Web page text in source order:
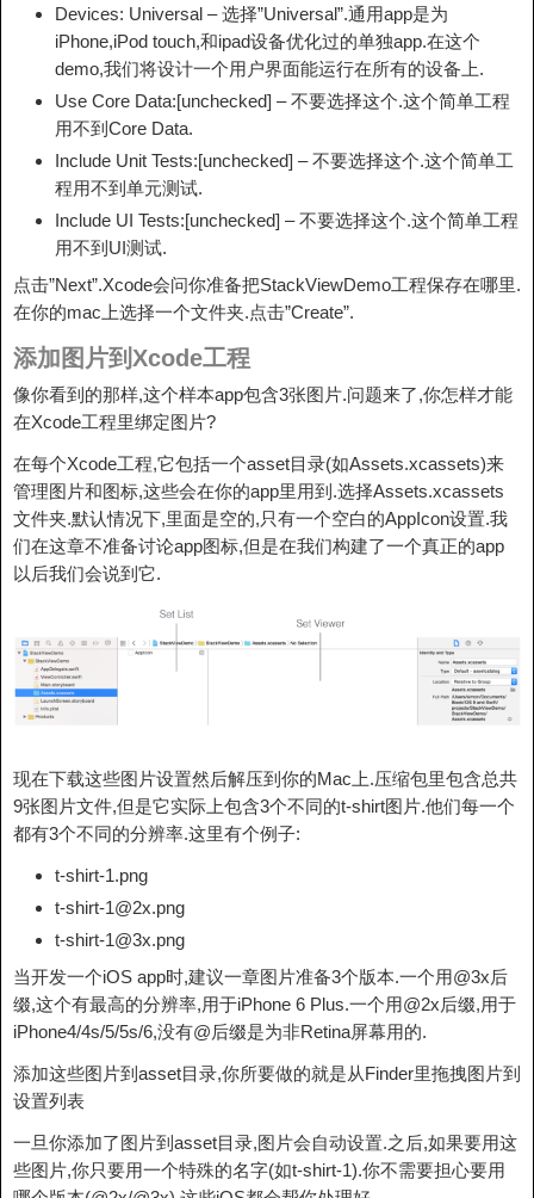
Devices: Universal – 选择”Universal”.通用app是为
iPhone,iPod touch,和ipad设备优化过的单独app.在这个
demo,我们将设计一个用户界面能运行在所有的设备上.
Use Core Data:[unchecked] – 不要选择这个.这个简单工程
用不到Core Data.
Include Unit Tests:[unchecked] – 不要选择这个.这个简单工
程用不到单元测试.
Include UI Tests:[unchecked] – 不要选择这个.这个简单工程
用不到UI测试.
点击”Next”.Xcode会问你准备把StackViewDemo工程保存在哪里.
在你的mac上选择一个文件夹.点击”Create”.
添加图片到Xcode工程
像你看到的那样,这个样本app包含3张图片.问题来了,你怎样才能
在Xcode工程里绑定图片?
在每个Xcode工程,它包括一个asset目录(如Assets.xcassets)来
管理图片和图标,这些会在你的app里用到.选择Assets.xcassets
文件夹.默认情况下,里面是空的,只有一个空白的AppIcon设置.我
们在这章不准备讨论app图标,但是在我们构建了一个真正的app
以后我们会说到它.
现在下载这些图片设置然后解压到你的Mac上.压缩包里包含总共
9张图片文件,但是它实际上包含3个不同的t-shirt图片.他们每一个
都有3个不同的分辨率.这里有个例子:
t-shirt-1.png
t-shirt-1@2x.png
t-shirt-1@3x.png
当开发一个iOS app时,建议一章图片准备3个版本.一个用@3x后
缀,这个有最高的分辨率,用于iPhone 6 Plus.一个用@2x后缀,用于
iPhone4/4s/5/5s/6,没有@后缀是为非Retina屏幕用的.
添加这些图片到asset目录,你所要做的就是从Finder里拖拽图片到
设置列表
一旦你添加了图片到asset目录,图片会自动设置.之后,如果要用这
些图片,你只要用一个特殊的名字(如t-shirt-1).你不需要担心要用